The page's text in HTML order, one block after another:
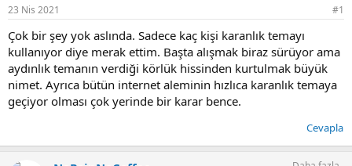
23 Nis 2021 #1
Çok bir şey yok aslında. Sadece kaç kişi karanlık temayı
kullanıyor diye merak ettim. Başta alışmak biraz sürüyor ama
aydınlık temanın verdiği körlük hissinden kurtulmak büyük
nimet. Ayrıca bütün internet aleminin hızlıca karanlık temaya
geçiyor olması çok yerinde bir karar bence.
Cevapla